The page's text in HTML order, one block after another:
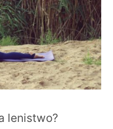
lenistwo?